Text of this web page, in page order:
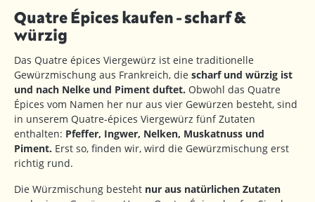
Quatre Épices kaufen - scharf &
würzig
Das Quatre épices Viergewürz ist eine traditionelle
Gewürzmischung aus Frankreich, die scharf und würzig ist
und nach Nelke und Piment duftet. Obwohl das Quatre
Épices vom Namen her nur aus vier Gewürzen besteht, sind
in unserem Quatre-épices Viergewürz fünf Zutaten
enthalten: Pfeffer, Ingwer, Nelken, Muskatnuss und
Piment. Erst so, finden wir, wird die Gewürzmischung erst
richtig rund.
Die Würzmischung besteht nur aus natürlichen Zutaten